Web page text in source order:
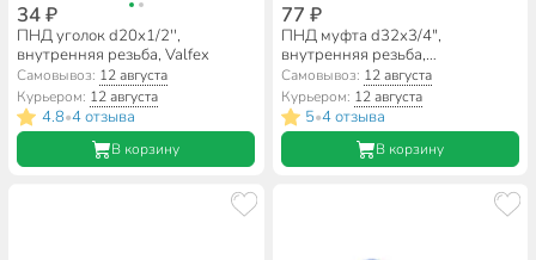
34 ₽
ПНД уголок d20х1/2'',
внутренняя резьба, Valfex
Самовывоз: 12 августа
Курьером: 12 августа
4.8•4 отзыва
В корзину
77 ₽
ПНД муфта d32х3/4",
внутренняя резьба,
соединительная, Valfex
Самовывоз: 12 августа
Курьером: 12 августа
5•4 отзыва
В корзину